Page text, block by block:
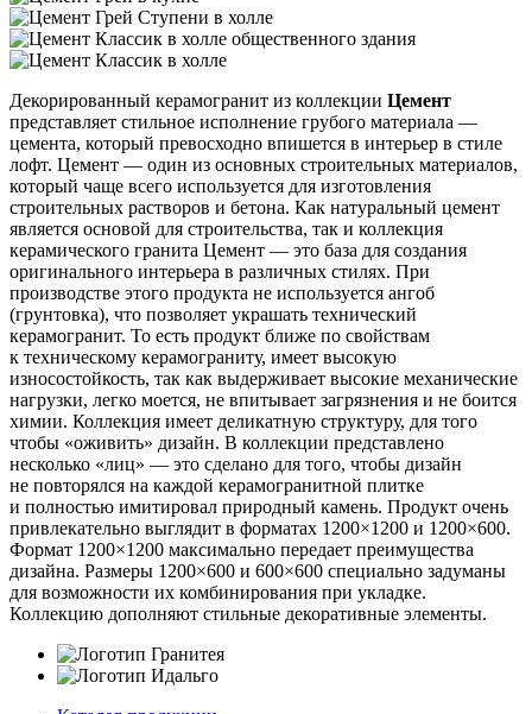
Декорированный керамогранит из коллекции Цемент
представляет стильное исполнение грубого материала —
цемента, который превосходно впишется в интерьер в стиле
лофт. Цемент — один из основных строительных материалов,
который чаще всего используется для изготовления
строительных растворов и бетона. Как натуральный цемент
является основой для строительства, так и коллекция
керамического гранита Цемент — это база для создания
оригинального интерьера в различных стилях. При
производстве этого продукта не используется ангоб
(грунтовка), что позволяет украшать технический
керамогранит. То есть продукт ближе по свойствам
к техническому керамограниту, имеет высокую
износостойкость, так как выдерживает высокие механические
нагрузки, легко моется, не впитывает загрязнения и не боится
химии. Коллекция имеет деликатную структуру, для того
чтобы «оживить» дизайн. В коллекции представлено
несколько «лиц» — это сделано для того, чтобы дизайн
не повторялся на каждой керамогранитной плитке
и полностью имитировал природный камень. Продукт очень
привлекательно выглядит в форматах 1200×1200 и 1200×600.
Формат 1200×1200 максимально передает преимущества
дизайна. Размеры 1200×600 и 600×600 специально задуманы
для возможности их комбинирования при укладке.
Коллекцию дополняют стильные декоративные элементы.